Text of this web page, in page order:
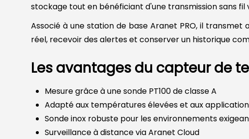
stockage tout en bénéficiant d'une transmission sans
Associé à une station de base Aranet PRO, il
réel, recevoir des alertes et conserver un historique
Les avantages du capteur de
Mesure grâce à une sonde PT100 de classe A
Adapté aux températures élevées et aux
Sonde inox robuste pour les environnements
Surveillance à distance via Aranet Cloud